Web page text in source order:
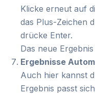
Klicke erneut auf
das Plus-Zeichen
drücke Enter.
Das neue
Ergebnisse
Auch hier kannst
Ergebnis passt